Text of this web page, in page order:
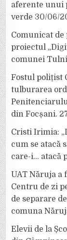
aferente unui
verde 30/06/
Comunicat de
proiectul
comunei
Fostul polițist
tulburarea
din Focșani.
Cristi Irimia:
cum se atacă
care-i… atacă
UAT Năruja a
Centru de zi
de separare
comuna
Elevii de la